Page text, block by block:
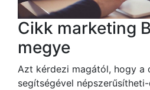
Cikk marketing
megye
Azt kérdezi magától, hogy a
segítségével